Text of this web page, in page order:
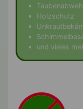
Holzschutz
und vieles